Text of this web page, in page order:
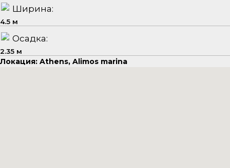
Ширина:
4.5 м
Осадка:
2.35 м
Локация: Athens, Alimos marina